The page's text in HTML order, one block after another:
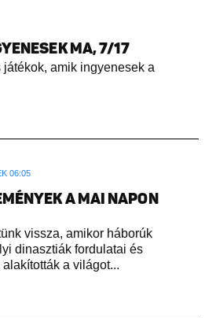
MA, 7/17
amik ingyenesek a
06:05
A MAI NAPON
vissza, amikor háborúk
dinasztiák fordulatai és
a világot...